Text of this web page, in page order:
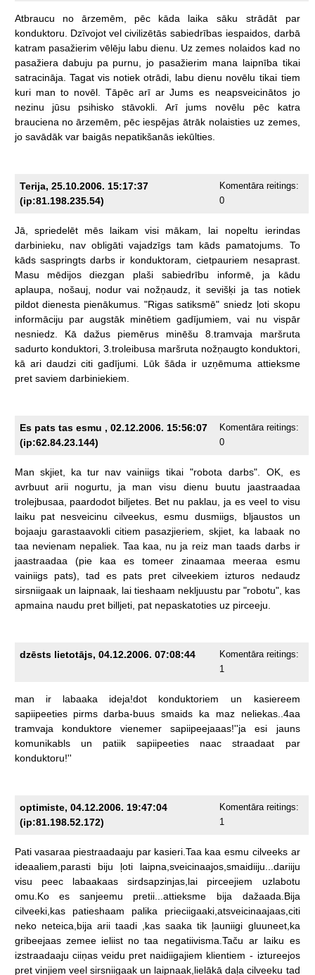
Atbraucu no ārzemēm, pēc kāda laika sāku strādāt
par
konduktoru.
Dzīvojot vel civilizētās sabiedrības iespaidos, darbā
katram pasažierim vēlēju labu dienu. Uz zemes nolaidos kad no
pasažiera dabuju pa purnu, jo pasažierim mana laipnība tikai
satracināja.
Tagat vis notiek otrādi, labu dienu novēlu tikai tiem
kuri man to novēl. Tāpēc arī ar Jums es neapsveicinātos jo
nezinu
jūsu psihisko stāvokli. Arī jums novēlu pēc
katra
brauciena no ārzemēm, pēc iespējas ātrāk nolaisties uz zemes,
jo savādāk var baigās nepatikšanās iekūlties.
Terija, 25.10.2006. 15:17:37
(ip:81.198.235.54)
Komentāra reitings:
0
Jā, spriedelēt mēs laikam visi mākam, lai nopeltu
ierindas
darbinieku,
nav obligāti vajadzīgs tam kāds pamatojums.
To
kāds saspringts darbs ir konduktoram, cietpauriem nesaprast.
Masu
mēdijos diezgan plaši sabiedrību informē, ja
kādu
aplaupa,
nošauj, nodur vai nožņaudz, it sevišķi ja tas notiek
pildot dienesta pienākumus. "Rigas satiksmē" sniedz ļoti skopu
informāciju
par augstāk minētiem gadījumiem, vai nu
vispār
nesniedz.
Kā dažus piemērus minēšu 8.tramvaja
maršruta
sadurto konduktori, 3.troleibusa maršruta nožņaugto konduktori,
kā ari daudzi citi gadījumi. Lūk šāda ir uzņēmuma attieksme
pret saviem darbiniekiem.
Es pats tas esmu , 02.12.2006. 15:56:07
(ip:62.84.23.144)
Komentāra reitings:
0
Man skjiet, ka tur nav vainiigs tikai "robota darbs". OK,
es
avrbuut arii nogurtu, ja man visu dienu buutu
jaastraadaa
trolejbusaa,
paardodot biljetes. Bet nu paklau, ja es veel to visu
laiku
pat nesveicinu cilveekus, esmu dusmiigs, bljaustos un
bojaaju garastaavokli citiem pasazjieriem, skjiet, ka labaak no
taa nevienam nepaliek. Taa kaa, nu ja reiz man taads darbs ir
jaastraadaa
(pie kaa es tomeer zinaamaa meeraa
esmu
vainiigs
pats), tad es pats pret cilveekiem izturos
nedaudz
sirsniigaak un laipnaak, lai tieshaam nekljuustu par "robotu", kas
apmaina naudu pret billjeti, pat nepaskatoties uz pirceeju.
dzēsts lietotājs, 04.12.2006. 07:08:44
Komentāra reitings:
1
man ir labaaka ideja!dot konduktoriem un
kasiereem
sapiipeeties pirms darba-buus smaids ka maz
neliekas..4aa
tramvaja
konduktore vienemer sapiipeejaaas!''ja esi
jauns
komunikabls
un patiik sapiipeeties naac straadaat
par
konduktoru!''
optimiste, 04.12.2006. 19:47:04
(ip:81.198.52.172)
Komentāra reitings:
1
Pati vasaraa piestraadaaju par kasieri.Taa kaa esmu cilveeks ar
ideaaliem,parasti
biju ļoti
laipna,sveicinaajos,smaidiiju...dariiju
visu
peec labaakaas sirdsapzinjas,lai pirceejiem
uzlabotu
omu.Ko
es sanjeemu pretii...attieksme bija
dažaada.Bija
cilveeki,kas
patieshaam palika
prieciigaaki,atsveicinaajaas,citi
neko neteica,bija arii taadi ,kas saaka tik ļauniigi gluuneet,ka
gribeejaas zemee ieliist no taa negatiivisma.Taču ar laiku es
izstraadaaju ciiņas veidu pret naidiigajiem klientiem - iztureejos
pret vinjiem veel sirsniigaak un laipnaak,lielākā daļa cilveeku tad